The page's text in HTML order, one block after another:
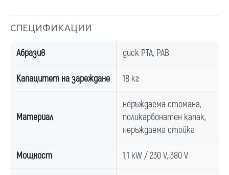
СПЕЦИФИКАЦИИ
Абразив диск PTA, PAB
Капацитет на зареждане 18 кг
Материал
неръждаема стомана,
поликарбонатен капак,
неръждаема стойка
Мощност 1,1 kW / 230 V, 380 V